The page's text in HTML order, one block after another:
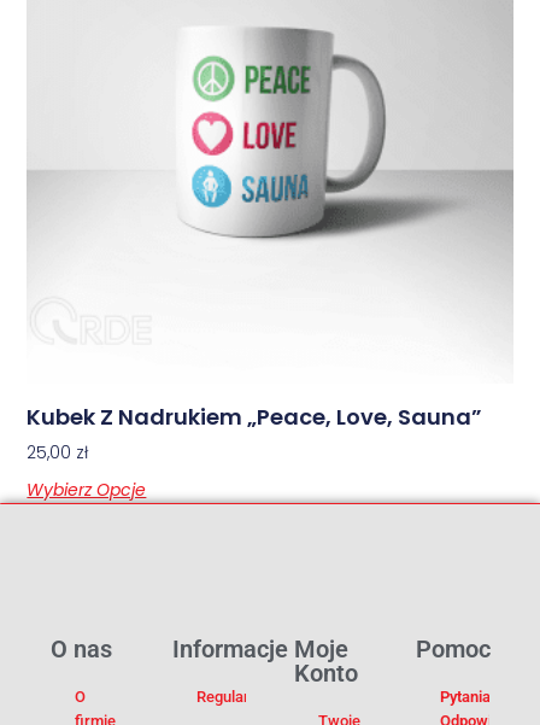
Kubek Z Nadrukiem „Peace, Love, Sauna”
25,00 zł
Wybierz Opcje
Pomoc
Pytania I
Odpowiedzi
Moje
Konto
Twoje
Informacje
Regulamin
O nas
O
firmie